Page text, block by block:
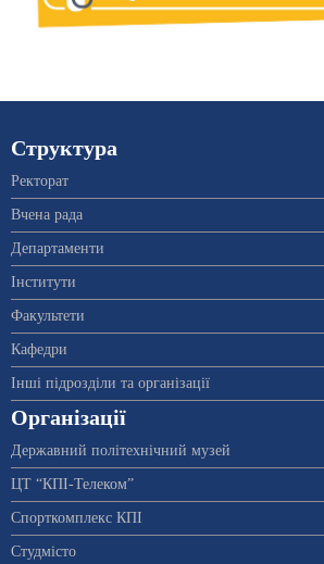
Структура
Ректорат
Вчена рада
Департаменти
Інститути
Факультети
Кафедри
Інші підрозділи та організації
Організації
Державний політехнічний музей
ЦТ “КПІ-Телеком”
Спорткомплекс КПІ
Студмісто